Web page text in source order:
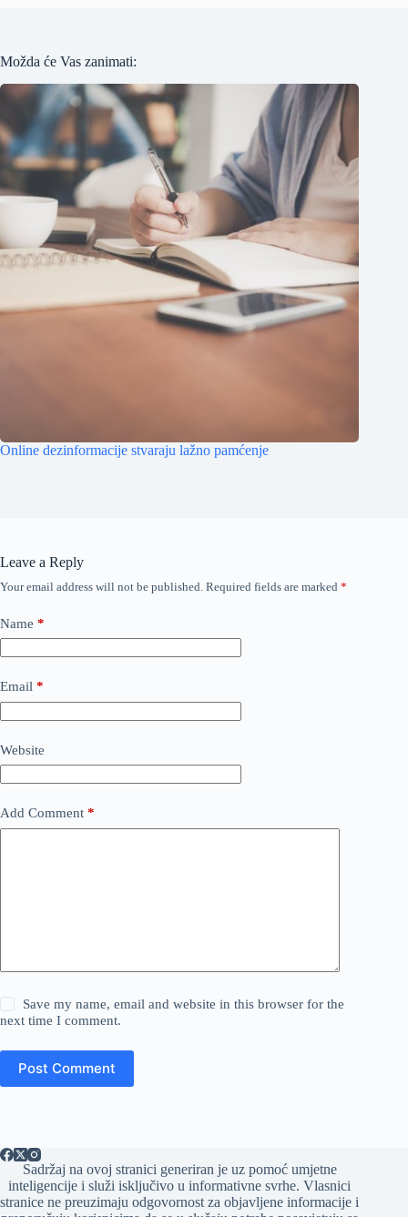
Možda će Vas zanimati:
Online dezinformacije stvaraju lažno pamćenje
Leave a Reply
Your email address will not be published. Required fields are marked *
Name *
Email *
Website
Add Comment *
Save my name, email and website in this browser for the
next time I comment.
Post Comment
Sadržaj na ovoj stranici generiran je uz pomoć umjetne
inteligencije i služi isključivo u informativne svrhe. Vlasnici
stranice ne preuzimaju odgovornost za objavljene informacije i